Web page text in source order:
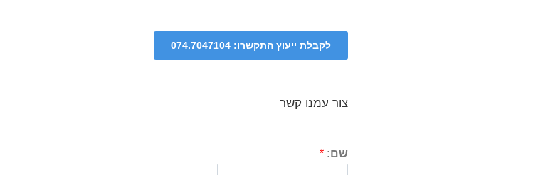
צור עמנו קשר
שם:*